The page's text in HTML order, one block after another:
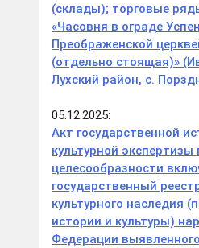
(склады); торговые
«Часовня в ограде
Преображенской
(отдельно стоящая)»
Лухский район, с.
05.12.2025:
Акт государственной
культурной
целесообразности
государственный
культурного наследия
истории и культуры)
Федерации